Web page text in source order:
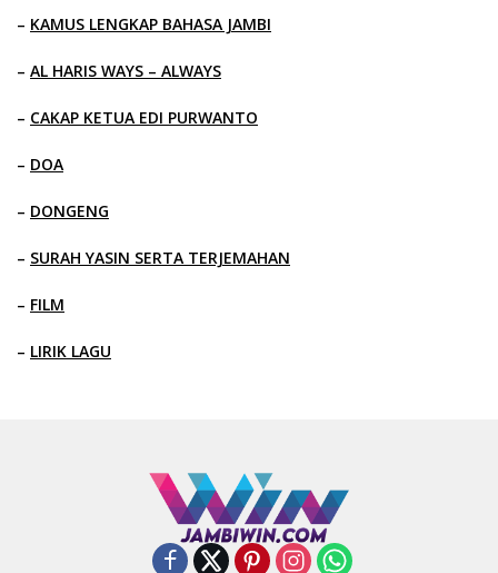
– KAMUS LENGKAP BAHASA JAMBI
– AL HARIS WAYS – ALWAYS
– CAKAP KETUA EDI PURWANTO
– DOA
– DONGENG
– SURAH YASIN SERTA TERJEMAHAN
– FILM
– LIRIK LAGU